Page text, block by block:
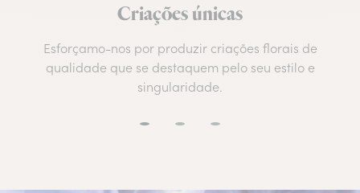
Criações únicas
Esforçamo-nos por produzir criações florais de
qualidade que se destaquem pelo seu estilo e
singularidade.